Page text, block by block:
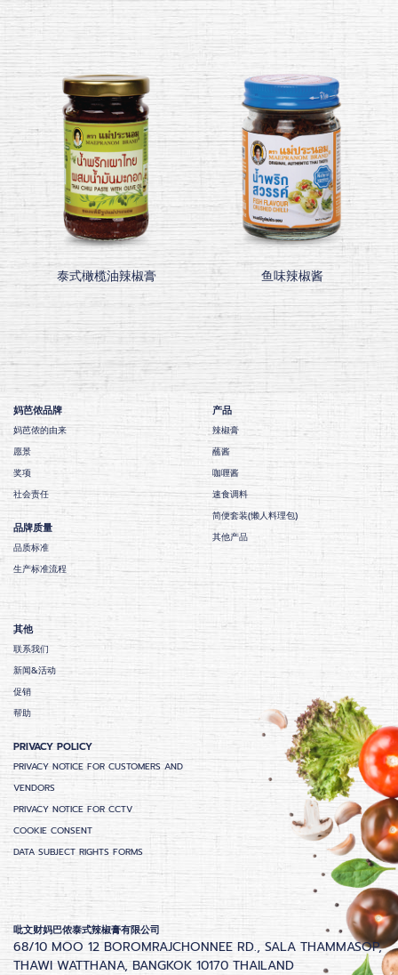
泰式橄榄油辣椒膏 鱼味辣椒酱
妈芭侬品牌
妈芭侬的由来
愿景
奖项
社会责任
品牌质量
品质标准
生产标准流程
产品
辣椒膏
蘸酱
咖喱酱
速食调料
简便套装(懒人料理包)
其他产品
其他
联系我们
新闻&活动
促销
帮助
PRIVACY POLICY
PRIVACY NOTICE FOR CUSTOMERS AND
VENDORS
PRIVACY NOTICE FOR CCTV
COOKIE CONSENT
DATA SUBJECT RIGHTS FORMS
吡文财妈巴侬泰式辣椒膏有限公司
68/10 MOO 12 BOROMRAJCHONNEE RD., SALA THAMMASOP,
THAWI WATTHANA, BANGKOK 10170 THAILAND